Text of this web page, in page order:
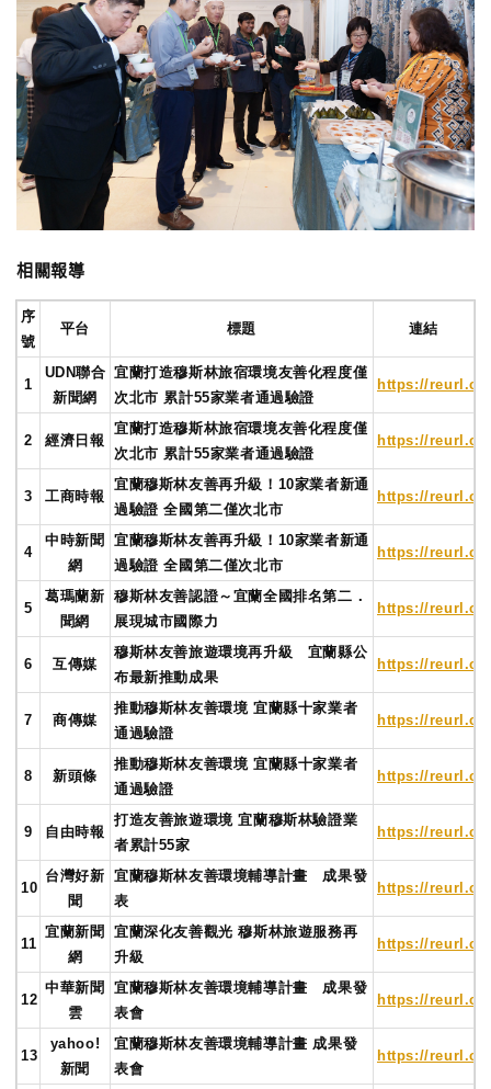
相關報導
序
號
平台 標題 連結
1
UDN聯合
新聞網
宜蘭打造穆斯林旅宿環境友善化程度僅
次北市 累計55家業者通過驗證
https://
2 經濟日報
宜蘭打造穆斯林旅宿環境友善化程度僅
次北市 累計55家業者通過驗證
https://
3 工商時報
宜蘭穆斯林友善再升級！10家業者新通
過驗證 全國第二僅次北市
https://
4
中時新聞
網
宜蘭穆斯林友善再升級！10家業者新通
過驗證 全國第二僅次北市
https://
5
葛瑪蘭新
聞網
穆斯林友善認證～宜蘭全國排名第二．
展現城市國際力
https://
6 互傳媒
穆斯林友善旅遊環境再升級 宜蘭縣公
布最新推動成果
https://
7 商傳媒
推動穆斯林友善環境 宜蘭縣十家業者
通過驗證
https://
8 新頭條
推動穆斯林友善環境 宜蘭縣十家業者
通過驗證
https://
9 自由時報
打造友善旅遊環境 宜蘭穆斯林驗證業
者累計55家
https://
10
台灣好新
聞
宜蘭穆斯林友善環境輔導計畫 成果發
表
https://reurl.cc/
11
宜蘭新聞
網
宜蘭深化友善觀光 穆斯林旅遊服務再
升級
https://reurl.cc/
12
中華新聞
雲
宜蘭穆斯林友善環境輔導計畫 成果發
表會
https://
13
yahoo!
新聞
宜蘭穆斯林友善環境輔導計畫 成果發
表會
https://